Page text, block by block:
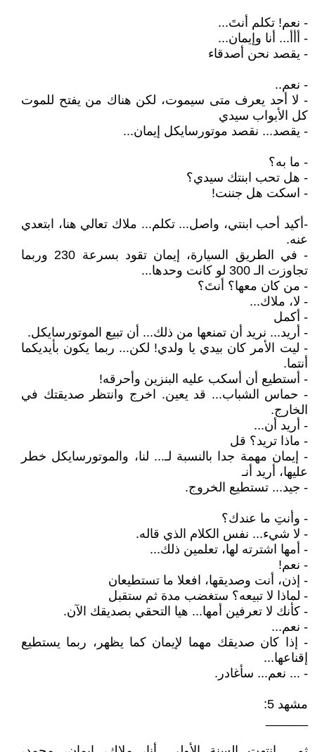
- نعم! تكلم أنتَ...
- أأأ... أنا وإيمان...
- يقصد نحن أصدقاء
- نعم..
- لا أحد يعرف متى سيموت، لكن هناك من يفتح للموت
كل الأبواب سيدي
- يقصد... نقصد موتورسايكل إيمان...
- ما به؟
- هل تحب ابنتك سيدي؟
- اسكت هل جننت!
-أكيد أحب ابنتي، واصل... تكلم... ملاك تعالي هنا، ابتعدي
عنه.
- في الطريق السيارة، إيمان تقود بسرعة 230 وربما
تجاوزت الـ 300 لو كانت وحدها...
- من كان معها؟ أنتَ؟
- لا، ملاك...
- أكمل
- أريد... نريد أن تمنعها من ذلك... أن تبيع الموتورسايكل.
- ليت الأمر كان بيدي يا ولدي! لكن... ربما يكون بأيديكما
أنتما.
- أستطيع أن أسكب عليه البنزين وأحرقه!
- حماس الشباب... قد يعين. اخرج وانتظر صديقتك في
الخارج.
- أريد أن...
- ماذا تريد؟ قل
- إيمان مهمة جدا بالنسبة لـ... لنا، والموتورسايكل خطر
عليها، أريد أنـ
- جيد... تستطيع الخروج.
- وأنتِ ما عندك؟
- لا شيء... نفس الكلام الذي قاله.
- أمها اشترته لها، تعلمين ذلك...
- نعم!
- إذن، أنت وصديقها، افعلا ما تستطيعان
- لماذا لا تبيعه؟ ستغضب مدة ثم ستقبل
- كأنك لا تعرفين أمها... هيا التحقي بصديقك الآن.
- نعم...
- إذا كان صديقك مهما لإيمان كما يظهر، ربما يستطيع
إقناعها...
- ... نعم... سأغادر.
مشهد 5: